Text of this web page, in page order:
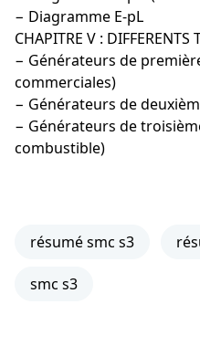
− Diagramme E-pL
CHAPITRE V : DIFFERENTS
− Générateurs de
commerciales)
− Générateurs de
− Générateurs de
combustible)
résumé smc s3
smc s3